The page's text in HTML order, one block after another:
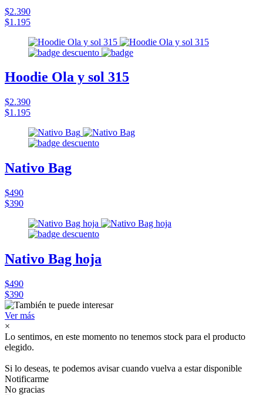
$2.390
$1.195
Hoodie Ola y sol 315
$2.390
$1.195
Nativo Bag
$490
$390
Nativo Bag hoja
$490
$390
Ver más
×
Lo sentimos, en este momento no tenemos stock para el producto
elegido.
Si lo deseas, te podemos avisar cuando vuelva a estar disponible
Notificarme
No gracias